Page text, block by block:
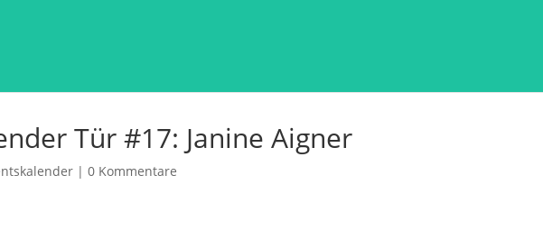
Tür #17: Janine Aigner
|0 Kommentare